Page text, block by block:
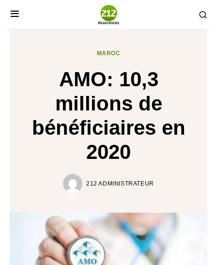
MAROC
AMO: 10,3
millions de
bénéficiaires en
2020
212 ADMINISTRATEUR